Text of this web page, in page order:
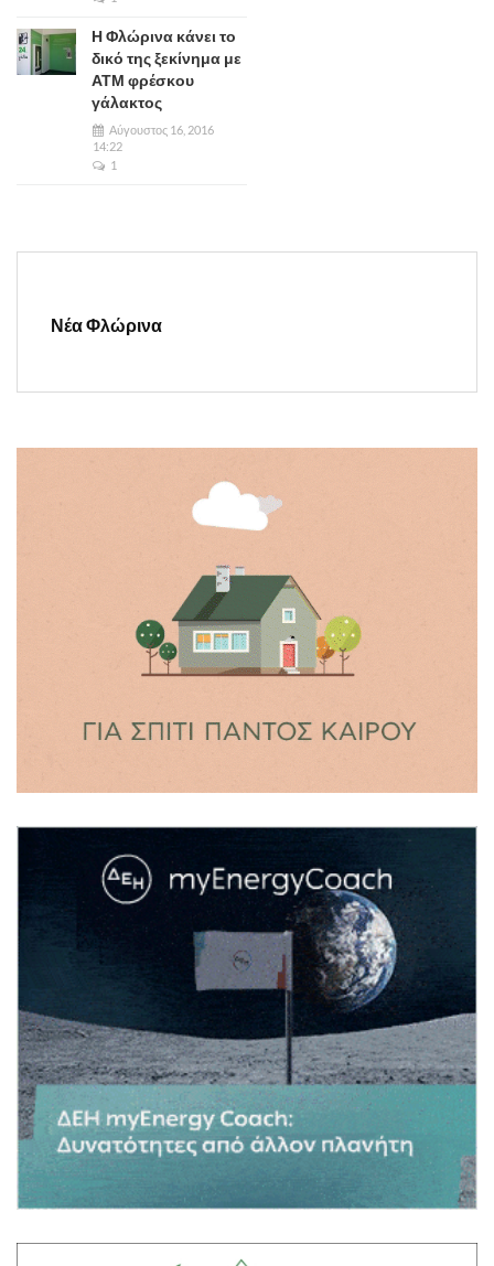
Η Φλώρινα κάνει το
δικό της ξεκίνημα με
ΑΤΜ φρέσκου
γάλακτος
Αύγουστος 16, 2016
14:22
1
Νέα Φλώρινα